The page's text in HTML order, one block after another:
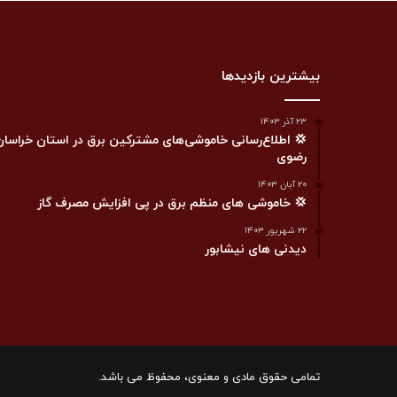
بیشترین بازدیدها
۲۳ آذر ۱۴۰۳
💢 اطلاع‌رسانی خاموشی‌های مشترکین برق در استان
رضوی
۲۰ آبان ۱۴۰۳
💢 خاموشی های منظم برق در پی افزایش مصرف گاز
۲۲ شهریور ۱۴۰۳
دیدنی های نیشابور
تمامی حقوق مادی و معنوی، محفوظ می باشد.